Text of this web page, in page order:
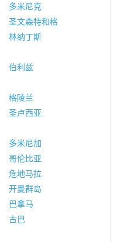
多米尼克
圣文森特和格
林纳丁斯
伯利兹
格陵兰
圣卢西亚
多米尼加
哥伦比亚
危地马拉
开曼群岛
巴拿马
古巴